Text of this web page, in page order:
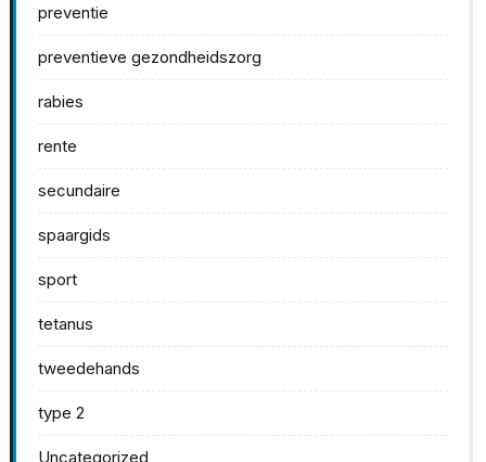
preventie
preventieve gezondheidszorg
rabies
rente
secundaire
spaargids
sport
tetanus
tweedehands
type 2
Uncategorized